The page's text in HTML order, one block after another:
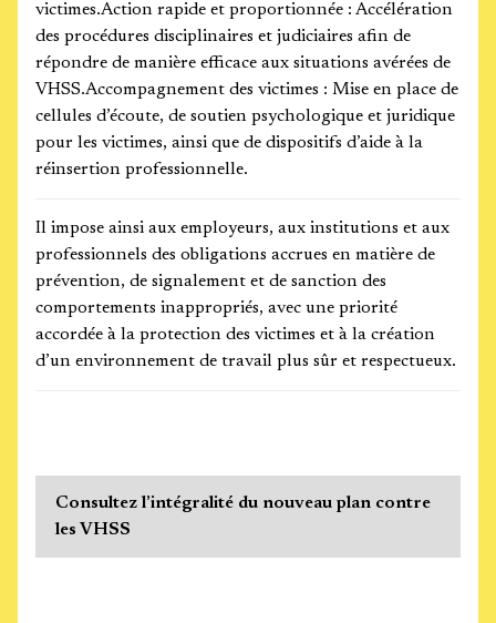
victimes.Action rapide et proportionnée : Accélération
des procédures disciplinaires et judiciaires afin de
répondre de manière efficace aux situations avérées de
VHSS.Accompagnement des victimes : Mise en place de
cellules d’écoute, de soutien psychologique et juridique
pour les victimes, ainsi que de dispositifs d’aide à la
réinsertion professionnelle.
Il impose ainsi aux employeurs, aux institutions et aux
professionnels des obligations accrues en matière de
prévention, de signalement et de sanction des
comportements inappropriés, avec une priorité
accordée à la protection des victimes et à la création
d’un environnement de travail plus sûr et respectueux.
Consultez l’intégralité du nouveau plan contre
les VHSS